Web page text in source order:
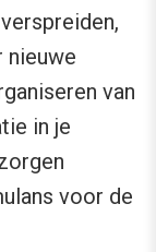
nieuwe
van
in je
voor de